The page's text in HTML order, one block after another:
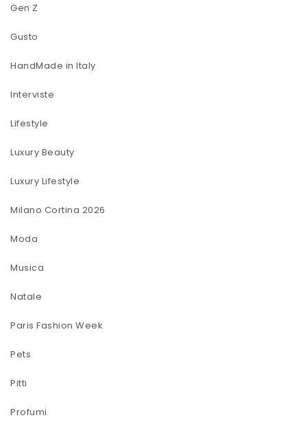
Gen Z
Gusto
HandMade in Italy
Interviste
Lifestyle
Luxury Beauty
Luxury Lifestyle
Milano Cortina 2026
Moda
Musica
Natale
Paris Fashion Week
Pets
Pitti
Profumi